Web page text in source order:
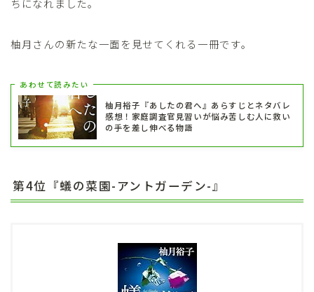
ちになれました。
柚月さんの新たな一面を見せてくれる一冊です。
あわせて読みたい
柚月裕子『あしたの君へ』あらすじとネタバレ
感想！家庭調査官見習いが悩み苦しむ人に救い
の手を差し伸べる物語
第4位『蟻の菜園-アントガーデン-』